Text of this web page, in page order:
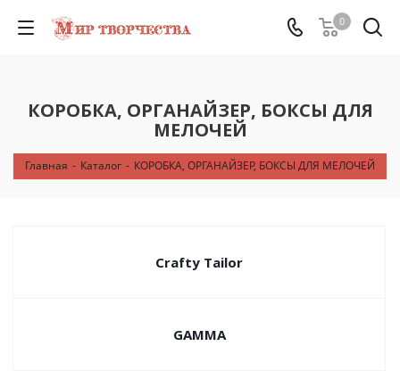
0
КОРОБКА, ОРГАНАЙЗЕР, БОКСЫ ДЛЯ
МЕЛОЧЕЙ
Главная - Каталог - КОРОБКА, ОРГАНАЙЗЕР, БОКСЫ ДЛЯ МЕЛОЧЕЙ
Crafty Tailor
GAMMA